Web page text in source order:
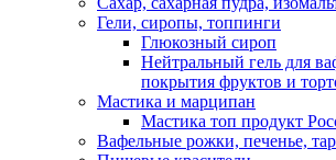
Гели, сиропы, топпинги
Глюкозный сироп
Нейтральный гель для
покрытия фруктов и
Мастика и марципан
Мастика топ продукт
Вафельные рожки, печенье,